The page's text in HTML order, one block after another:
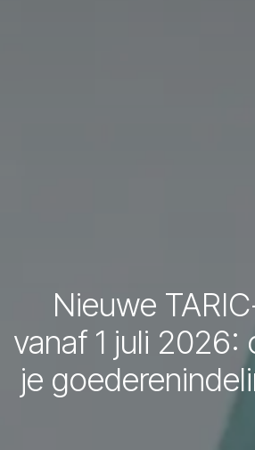
Nieuwe
vanaf 1 juli 2026:
je